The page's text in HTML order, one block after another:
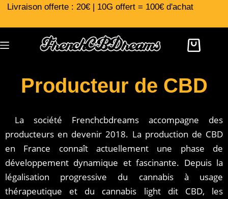
Livraison offerte : 20€ | 10G offert = 100€ d'achat
Producteur de CBD
La société Frenchcbdreams accompagne des
producteurs en devenir 2018. La production de CBD
en France connaît actuellement une phase de
développement dynamique et fascinante. Depuis la
légalisation progressive du cannabis à usage
thérapeutique et du cannabis light dit CBD, les